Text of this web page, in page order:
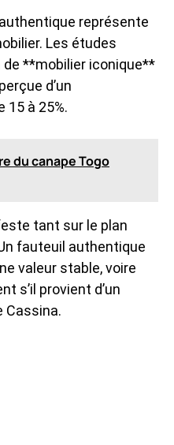
représente
Les études
de **mobilier iconique**
d’un
15 à 25%.
du canape Togo
tant sur le plan
fauteuil authentique
valeur stable, voire
s’il provient d’un
Cassina.